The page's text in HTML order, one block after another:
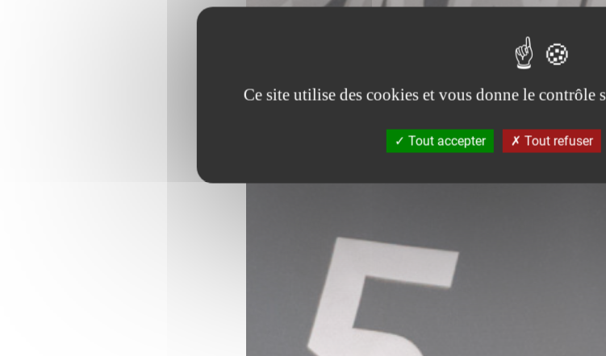
Ce site utilise des cookies et vous donne le contrôle
Tout accepter Tout refuser